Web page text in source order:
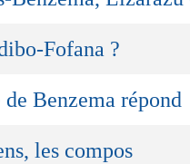
Fofana ?
Benzema répond
les compos